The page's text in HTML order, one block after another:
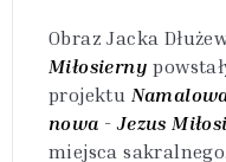
Obraz Jacka
Miłosierny
projektu
nowa -Jezus
miejsca